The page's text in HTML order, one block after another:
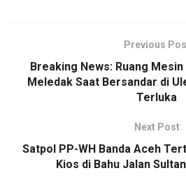
Previous
Breaking News: Ruang
Meledak Saat Bersandar di
Terluka
Next Post
Satpol PP-WH Banda Aceh
Kios di Bahu Jalan